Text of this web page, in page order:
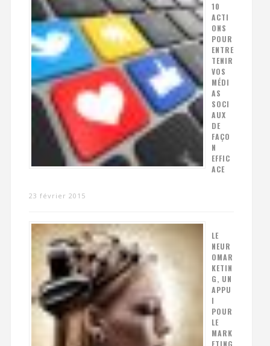
10
ACTI
ONS
POUR
ENTRE
TENIR
VOS
MÉDI
AS
SOCI
AUX
DE
FAÇO
N
EFFIC
ACE
23 février 2015
LE
NEUR
OMAR
KETIN
G, UN
APPU
I
POUR
LE
MARK
ETING